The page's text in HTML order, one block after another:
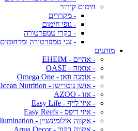
חימום קירור
- מקררים
- גופי חימום
- בקרי טמפרטורה
- צגי טמפרטורה ומדחומים
מותגים
- אהיים - EHEIM
- אואזה - OASE
- אומגה וואן - Omega One
- אושן נוטרישן - Ocean Nutrition
- אזו - AZOO
- איזי לייף - Easy Life
- איזי ריפס - Easy Reefs
- אקווה אילומינשיין - AI Aqua Illumination
- אקווה דקור - Aqua Decor